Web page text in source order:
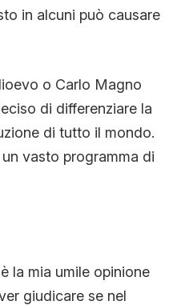
in alcuni può causare
o Carlo Magno
di differenziare la
di tutto il mondo.
vasto programma di
la mia umile opinione
giudicare se nel